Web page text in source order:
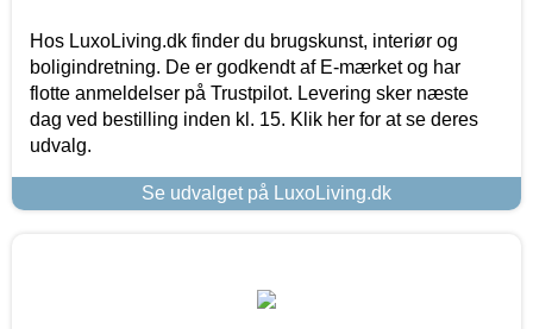
Hos LuxoLiving.dk finder du brugskunst, interiør og
boligindretning. De er godkendt af E-mærket og har
flotte anmeldelser på Trustpilot. Levering sker næste
dag ved bestilling inden kl. 15. Klik her for at se deres
udvalg.
Se udvalget på LuxoLiving.dk